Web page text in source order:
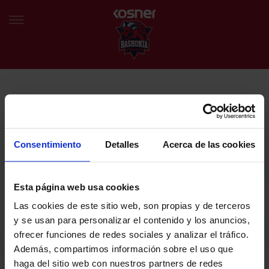
Consentimiento Detalles Acerca de las cookies
Esta página web usa cookies
Las cookies de este sitio web, son propias y de terceros
y se usan para personalizar el contenido y los anuncios,
ofrecer funciones de redes sociales y analizar el tráfico.
Además, compartimos información sobre el uso que
haga del sitio web con nuestros partners de redes
BERRIAK
SARRERAK
ABONATUAK
EGUTEGIA
Egin bat gure harmaila birtualarekin eta izan lehena klubaren
azken albiste eta promozioen berri izaten.
Baskoniaren Pribatutasun politika irakurri eta onartzen dut eta
Baskoniaren jarduerei, produktuei, zerbitzuei, lehiaketei, eskaintzei
eta/edo sustapenei buruzko komunikazio elektronikoak jaso nahi ditut.
DENDA OFIZIALA BASKONIA
SARRERAK